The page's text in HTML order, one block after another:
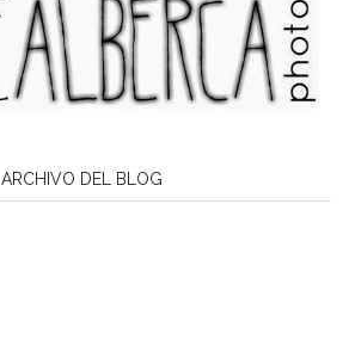
ARCHIVO DEL BLOG